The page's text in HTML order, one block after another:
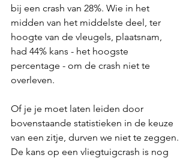
bij een crash van 28%. Wie in het
midden van het middelste deel, ter
hoogte van de vleugels, plaatsnam,
had 44% kans - het hoogste
percentage - om de crash niet te
overleven.
Of je je moet laten leiden door
bovenstaande statistieken in de keuze
van een zitje, durven we niet te zeggen.
De kans op een vliegtuigcrash is nog